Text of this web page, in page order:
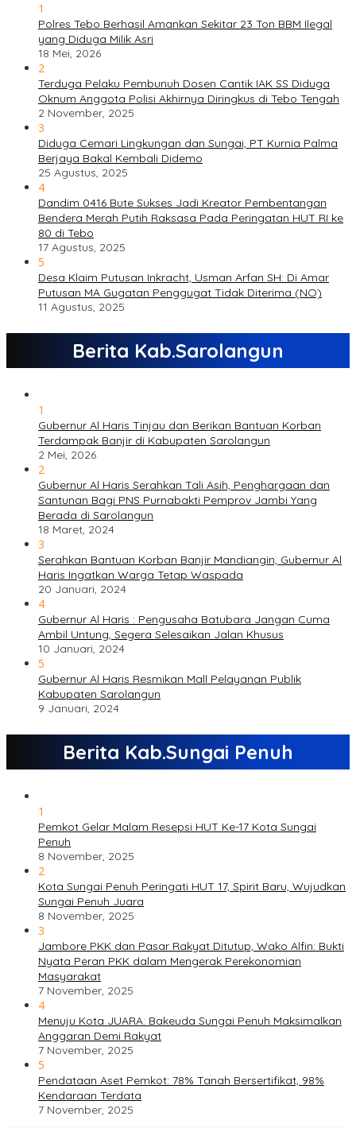
1
Polres Tebo Berhasil Amankan Sekitar 23 Ton BBM Ilegal
yang Diduga Milik Asri
18 Mei, 2026
2
Terduga Pelaku Pembunuh Dosen Cantik IAK SS Diduga
Oknum Anggota Polisi Akhirnya Diringkus di Tebo Tengah
2 November, 2025
3
Diduga Cemari Lingkungan dan Sungai, PT Kurnia Palma
Berjaya Bakal Kembali Didemo
25 Agustus, 2025
4
Dandim 0416 Bute Sukses Jadi Kreator Pembentangan
Bendera Merah Putih Raksasa Pada Peringatan HUT RI ke
80 di Tebo
17 Agustus, 2025
5
Desa Klaim Putusan Inkracht, Usman Arfan SH: Di Amar
Putusan MA Gugatan Penggugat Tidak Diterima (NO)
11 Agustus, 2025
Berita Kab.Sarolangun
1
Gubernur Al Haris Tinjau dan Berikan Bantuan Korban
Terdampak Banjir di Kabupaten Sarolangun
2 Mei, 2026
2
Gubernur Al Haris Serahkan Tali Asih, Penghargaan dan
Santunan Bagi PNS Purnabakti Pemprov Jambi Yang
Berada di Sarolangun
18 Maret, 2024
3
Serahkan Bantuan Korban Banjir Mandiangin, Gubernur Al
Haris Ingatkan Warga Tetap Waspada
20 Januari, 2024
4
Gubernur Al Haris : Pengusaha Batubara Jangan Cuma
Ambil Untung, Segera Selesaikan Jalan Khusus
10 Januari, 2024
5
Gubernur Al Haris Resmikan Mall Pelayanan Publik
Kabupaten Sarolangun
9 Januari, 2024
Berita Kab.Sungai Penuh
1
Pemkot Gelar Malam Resepsi HUT Ke-17 Kota Sungai
Penuh
8 November, 2025
2
Kota Sungai Penuh Peringati HUT 17, Spirit Baru, Wujudkan
Sungai Penuh Juara
8 November, 2025
3
Jambore PKK dan Pasar Rakyat Ditutup, Wako Alfin: Bukti
Nyata Peran PKK dalam Mengerak Perekonomian
Masyarakat
7 November, 2025
4
Menuju Kota JUARA: Bakeuda Sungai Penuh Maksimalkan
Anggaran Demi Rakyat
7 November, 2025
5
Pendataan Aset Pemkot: 78% Tanah Bersertifikat, 98%
Kendaraan Terdata
7 November, 2025